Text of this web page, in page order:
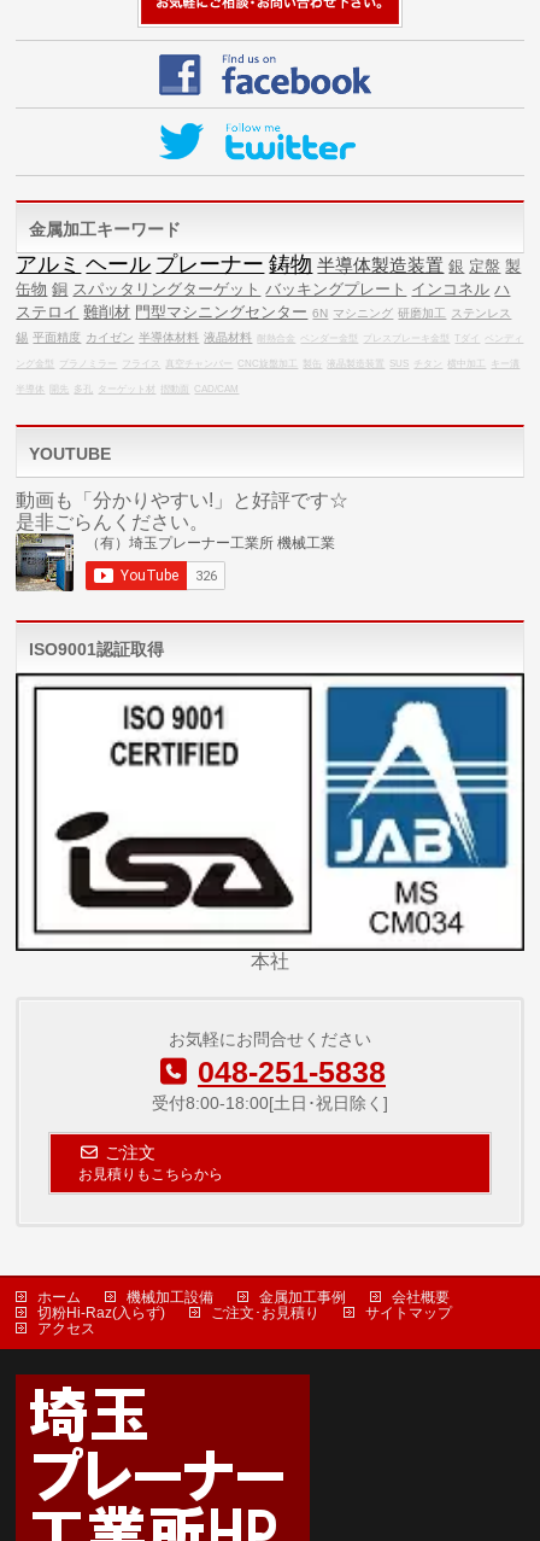
金属加工キーワード
アルミ ヘール プレーナー 鋳物 半導体製造装置 銀 定盤 製
缶物 銅 スパッタリングターゲット バッキングプレート インコネル ハ
ステロイ 難削材 門型マシニングセンター 6N マシニング 研磨加工
ステンレス
錫 平面精度 カイゼン 半導体材料 液晶材料 耐熱合金 ベンダー金型 プレスブレーキ金型 Tダイ ベンディ
ング金型 プラノミラー フライス 真空チャンバー CNC旋盤加工 製缶 液晶製造装置 SUS チタン 横中加工 キー溝
半導体 開先 多孔 ターゲット材 摺動面 CAD/CAM
YOUTUBE
動画も「分かりやすい!」と好評です☆
是非ごらんください。
ISO9001認証取得
本社
お気軽にお問合せください
048-251-5838
受付8:00-18:00[土日･祝日除く]
ご注文
お見積りもこちらから
ホーム 機械加工設備 金属加工事例
会社概要
切粉Hi-Raz(入らず)
ご注文･お見積り
サイトマップ
アクセス